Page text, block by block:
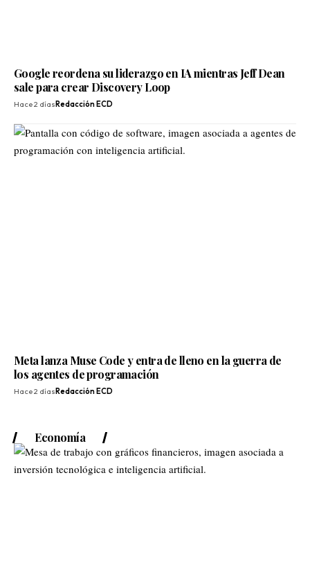
Google reordena su liderazgo en IA mientras Jeff Dean
sale para crear Discovery Loop
Hace 2 díasRedacción ECD
Meta lanza Muse Code y entra de lleno en la guerra de
los agentes de programación
Hace 2 días Redacción ECD
Economía